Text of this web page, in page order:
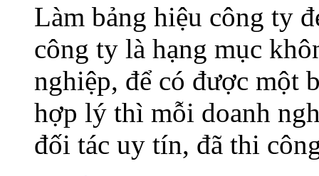
Làm bảng hiệu công ty
công ty là hạng mục
nghiệp, để có được một
hợp lý thì mỗi doanh
đối tác uy tín, đã thi